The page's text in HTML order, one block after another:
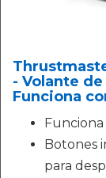
- Volante de
Funciona
Funciona
Botones
para